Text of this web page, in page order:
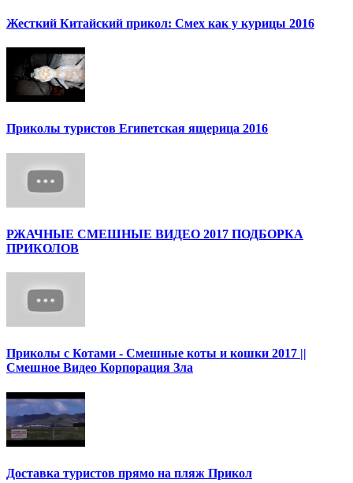
Жесткий Китайский прикол: Смех как у курицы 2016
Приколы туристов Египетская ящерица 2016
РЖАЧНЫЕ СМЕШНЫЕ ВИДЕО 2017 ПОДБОРКА
ПРИКОЛОВ
Приколы с Котами - Смешные коты и кошки 2017 ||
Смешное Видео Корпорация Зла
Доставка туристов прямо на пляж Прикол